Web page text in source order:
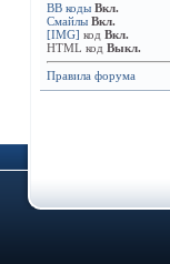
BB коды Вкл.
Смайлы Вкл.
[IMG] код Вкл.
HTML код Выкл.
Правила форума